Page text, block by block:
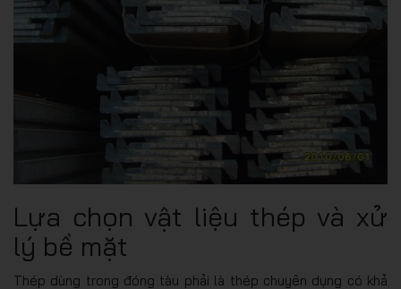
Lựa chọn vật liệu thép và xử
lý bề mặt
Thép dùng trong đóng tàu phải là thép chuyên dụng có khả